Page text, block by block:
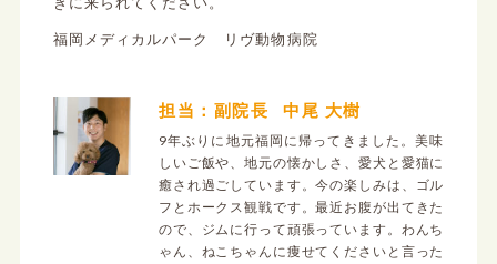
福岡メディカルパーク リヴ動物病院
担当：副院長 中尾 大樹
9年ぶりに地元福岡に帰ってきました。美味
しいご飯や、地元の懐かしさ、愛犬と愛猫に
癒され過ごしています。今の楽しみは、ゴル
フとホークス観戦です。最近お腹が出てきた
ので、ジムに行って頑張っています。わんち
ゃん、ねこちゃんに痩せてくださいと言った